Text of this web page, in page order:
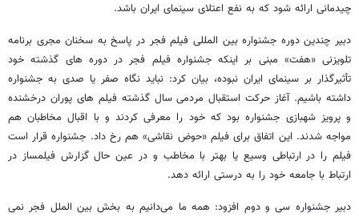
چیدمانی ارائه شود که به نفع اعتلای سینمای ایران باشد.
دبیر چندین دوره جشنواره بین المللی فیلم فجر در پاسخ به سخنان مجری برنامه
تلویزنی «هفت» مبنی بر اینکه جشنواره فیلم فجر در دوره های گذشته خود
تأثیرگذار بر سینمای ایران نبوده، بیان کرد: نباید نگاه صفر یا صدی به جشنواره
داشته باشیم. آغاز حرکت استقبال مردمی سال گذشته فیلم های پوران درخشنده
و پرویز شهبازی جشنواره بود که خود را معرفی کردند و با اقبال مخاطبان هم
مواجه شدند. این اتفاق برای فیلم «حوض نقاشی» هم رخ داد. جشنواره قرار است
فیلم را در ارتباطی وسیع یا بهتر با مخاطب و در عین حال گزارش فیلمساز در
ارتباط با جامعه خود را به درستی ارائه دهد.
دبیر جشنواره سی و دوم افزود: همه ما می‌دانیم به بخش بین الملل فجر نمی